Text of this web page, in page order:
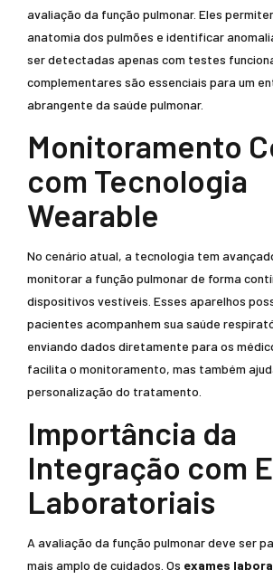
avaliação da função pulmonar. Eles
anatomia dos pulmões e identificar
ser detectadas apenas com testes
complementares são essenciais para um
abrangente da saúde pulmonar.
Monitoramento
com Tecnologia
Wearable
No cenário atual, a tecnologia tem
monitorar a função pulmonar de forma
dispositivos vestíveis. Esses aparelhos
pacientes acompanhem sua saúde
enviando dados diretamente para os
facilita o monitoramento, mas também
personalização do tratamento.
Importância da
Integração com
Laboratoriais
A avaliação da função pulmonar deve ser
mais amplo de cuidados. Os exames